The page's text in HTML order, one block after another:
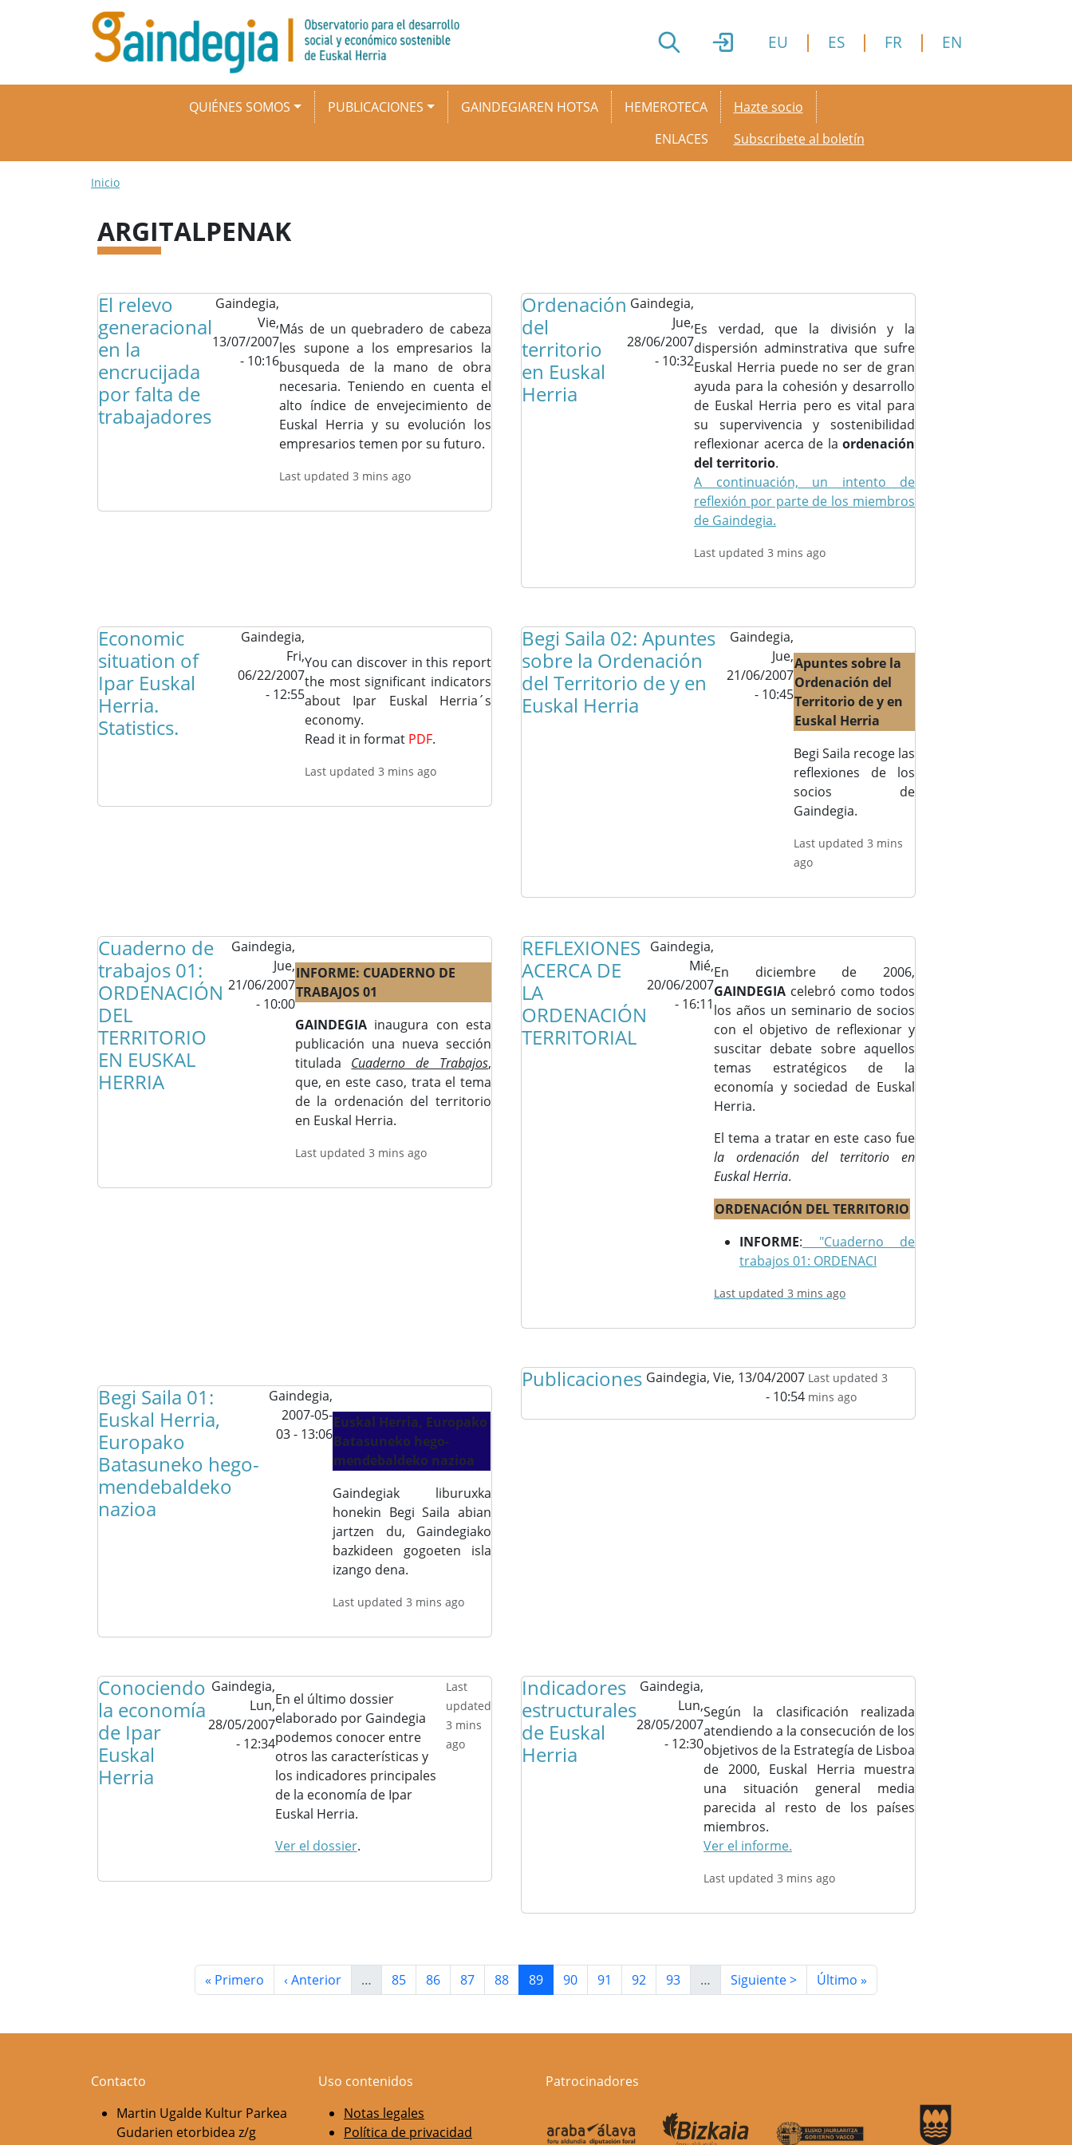
Pasar al contenido principal
EU ES FR EN
Navegación principal
QUIÉNES SOMOS PUBLICACIONES GAINDEGIAREN HOTSA
HEMEROTECA
ENLACES
Secondary menu
Hazte socio
Subscribete al boletín
Ruta de navegación
Inicio
ARGITALPENAK
El relevo
generacional
en la
encrucijada
por falta de
trabajadores
Gaindegia,
Vie,
13/07/2007
- 10:16
Más de un quebradero de cabeza
les supone a los empresarios la
busqueda de la mano de obra
necesaria. Teniendo en cuenta el
alto índice de envejecimiento de
Euskal Herria y su evolución los
empresarios temen por su futuro.
Last updated 3 mins ago
Ordenación
del
territorio
en Euskal
Herria
Gaindegia,
Jue,
28/06/2007
- 10:32
Es verdad, que la división y la
dispersión adminstrativa que sufre
Euskal Herria puede no ser de gran
ayuda para la cohesión y desarrollo
de Euskal Herria pero es vital para
su supervivencia y sostenibilidad
reflexionar acerca de la ordenación
del territorio.
A continuación, un intento de
reflexión por parte de los miembros
de Gaindegia.
Last updated 3 mins ago
Economic
situation of
Ipar Euskal
Herria.
Statistics.
Gaindegia,
Fri,
06/22/2007
- 12:55
You can discover in this report
the most significant indicators
about Ipar Euskal Herria´s
economy.
Read it in format PDF.
Last updated 3 mins ago
Begi Saila 02: Apuntes
sobre la Ordenación
del Territorio de y en
Euskal Herria
Gaindegia,
Jue,
21/06/2007
- 10:45
Apuntes sobre la
Ordenación del
Territorio de y en
Euskal Herria
Begi Saila recoge las
reflexiones de los
socios de
Gaindegia.
Last updated 3 mins
ago
Cuaderno de
trabajos 01:
ORDENACIÓN
DEL
TERRITORIO
EN EUSKAL
HERRIA
Gaindegia,
Jue,
21/06/2007
- 10:00
INFORME: CUADERNO DE
TRABAJOS 01
GAINDEGIAinaugura con esta
publicación una nueva sección
titulada Cuaderno de Trabajos,
que, en este caso, trata el tema
de la ordenación del territorio
en Euskal Herria.
Last updated 3 mins ago
REFLEXIONES
ACERCA DE
LA
ORDENACIÓN
TERRITORIAL
Gaindegia,
Mié,
20/06/2007
- 16:11
En diciembre de 2006,
GAINDEGIA celebró como todos
los años un seminario de socios
con el objetivo de reflexionar y
suscitar debate sobre aquellos
temas estratégicos de la
economía y sociedad de Euskal
Herria.
El tema a tratar en este caso fue
la ordenación del territorio en
Euskal Herria.
ORDENACIÓN DEL TERRITORIO
INFORME: "Cuaderno de
trabajos 01: ORDENACI
Last updated 3 mins ago
Begi Saila 01:
Euskal Herria,
Europako
Batasuneko hego-
mendebaldeko
nazioa
Gaindegia,
2007-05-
03 - 13:06
Euskal Herria, Europako
Batasuneko hego-
mendebaldeko nazioa
Gaindegiak liburuxka
honekin Begi Saila abian
jartzen du, Gaindegiako
bazkideen gogoeten isla
izango dena.
Last updated 3 mins ago
Publicaciones Gaindegia,Vie, 13/04/2007
- 10:54
Last updated 3
mins ago
Conociendo
la economía
de Ipar
Euskal
Herria
Gaindegia,
Lun,
28/05/2007
- 12:34
En el último dossier
elaborado por Gaindegia
podemos conocer entre
otros las características y
los indicadores principales
de la economía de Ipar
Euskal Herria.
Ver el dossier.
Last
updated
3 mins
ago
Indicadores
estructurales
de Euskal
Herria
Gaindegia,
Lun,
28/05/2007
- 12:30
Según la clasificación realizada
atendiendo a la consecución de los
objetivos de la Estrategía de Lisboa
de 2000, Euskal Herria muestra
una situación general media
parecida al resto de los países
miembros.
Ver el informe.
Last updated 3 mins ago
Primera página
« Primero Página anterior
‹ Anterior … Página
85 Página
86 Página
87 Página
88 Página actual
89 Página
90 Página
91 Página
92 Página
93 … Siguiente página
Siguiente > Última página
Último »
Contacto
Martin Ugalde Kultur Parkea
Gudarien etorbidea z/g
Uso contenidos
Notas legales
Política de privacidad
Patrocinadores